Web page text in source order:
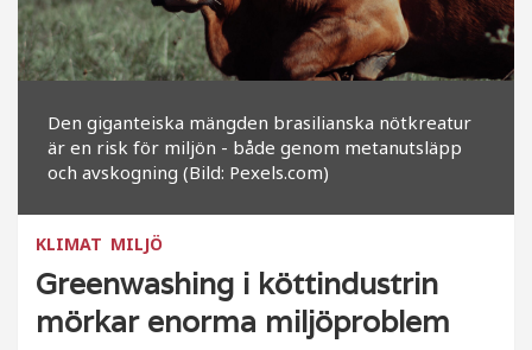
Den giganteiska mängden brasilianska nötkreatur
är en risk för miljön - både genom metanutsläpp
och avskogning (Bild: Pexels.com)
KLIMAT MILJÖ
Greenwashing i köttindustrin
mörkar enorma miljöproblem